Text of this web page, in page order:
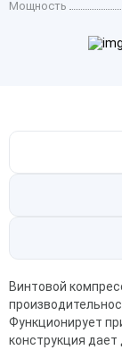
Мощность
Винтовой
Функционирует
конструкция дает